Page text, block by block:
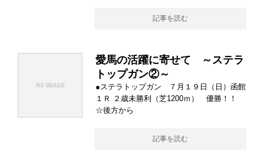
記事を読む
愛馬の活躍に寄せて ～ステラ
トップガン②～
●ステラトップガン ７月１９日（日）函館
１Ｒ ２歳未勝利（芝1200ｍ） 優勝！！
☆後方から
記事を読む